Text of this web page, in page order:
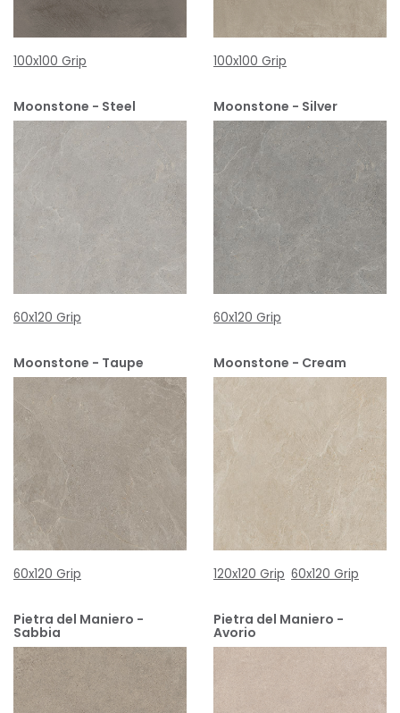
100x100 Grip 100x100 Grip
Moonstone - Steel
60x120 Grip
Moonstone - Silver
60x120 Grip
Moonstone - Taupe
60x120 Grip
Moonstone - Cream
120x120 Grip 60x120 Grip
Pietra del Maniero -
Sabbia
Pietra del Maniero -
Avorio